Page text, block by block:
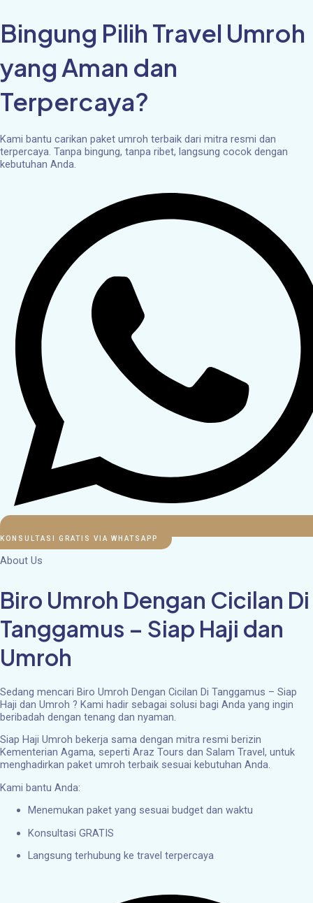
content
Bingung Pilih Travel Umroh
yang Aman dan
Terpercaya?
Kami bantu carikan paket umroh terbaik dari mitra resmi dan
terpercaya. Tanpa bingung, tanpa ribet, langsung cocok dengan
kebutuhan Anda.
KONSULTASI GRATIS VIA WHATSAPP
About Us
Biro Umroh Dengan Cicilan Di
Tanggamus – Siap Haji dan
Umroh
Sedang mencari Biro Umroh Dengan Cicilan Di Tanggamus – Siap
Haji dan Umroh ? Kami hadir sebagai solusi bagi Anda yang ingin
beribadah dengan tenang dan nyaman.
Siap Haji Umroh bekerja sama dengan mitra resmi berizin
Kementerian Agama, seperti Araz Tours dan Salam Travel, untuk
menghadirkan paket umroh terbaik sesuai kebutuhan Anda.
Kami bantu Anda:
Menemukan paket yang sesuai budget dan waktu
Konsultasi GRATIS
Langsung terhubung ke travel terpercaya